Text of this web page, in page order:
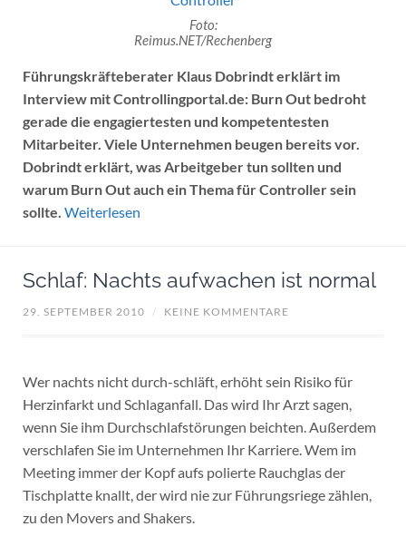
Foto:
Reimus.NET/Rechenberg
Führungskräfteberater Klaus Dobrindt erklärt im
Interview mit Controllingportal.de: Burn Out bedroht
gerade die engagiertesten und kompetentesten
Mitarbeiter. Viele Unternehmen beugen bereits vor.
Dobrindt erklärt, was Arbeitgeber tun sollten und
warum Burn Out auch ein Thema für Controller sein
sollte. Weiterlesen
Schlaf: Nachts aufwachen ist normal
29. SEPTEMBER 2010 / KEINE KOMMENTARE
Wer nachts nicht durch-schläft, erhöht sein Risiko für
Herzinfarkt und Schlaganfall. Das wird Ihr Arzt sagen,
wenn Sie ihm Durchschlafstörungen beichten. Außerdem
verschlafen Sie im Unternehmen Ihr Karriere. Wem im
Meeting immer der Kopf aufs polierte Rauchglas der
Tischplatte knallt, der wird nie zur Führungsriege zählen,
zu den Movers and Shakers.